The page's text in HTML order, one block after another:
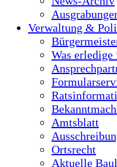
Verwaltung &
Was erledige
Amtsblatt
Ortsrecht
Aktuelle